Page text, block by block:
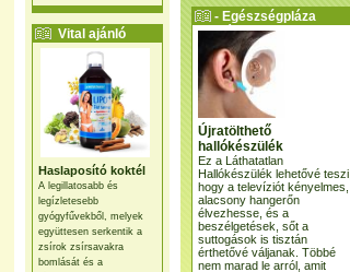
Vital ajánló
Haslaposító koktél
A legillatosabb és
legízletesebb
gyógyfűvekből, melyek
együttesen serkentik a
zsírok zsírsavakra
bomlását és a
- Egészségpláza
ajánlatunk -
Újratölthető
hallókészülék
Ez a Láthatatlan
Hallókészülék lehetővé teszi,
hogy a televíziót kényelmes,
alacsony hangerőn
élvezhesse, és a
beszélgetések, sőt a
suttogások is tisztán
érthetővé váljanak. Többé
nem marad le arról, amit